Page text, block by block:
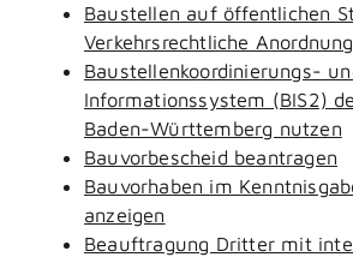
Baustellen auf öffentlichen
Verkehrsrechtliche
Baustellenkoordinierungs-
Informationssystem (BIS2)
Baden-Württemberg nutzen
Bauvorbescheid beantragen
Bauvorhaben im
anzeigen
Beauftragung Dritter mit